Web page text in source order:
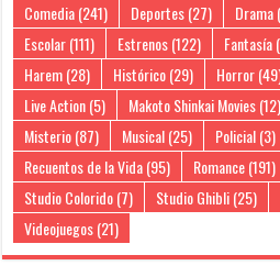
Comedia(241) Deportes(27) Drama
Escolar(111) Estrenos(122) Fantasía
Harem(28) Histórico(29) Horror
Live Action(5) Makoto Shinkai Movies(12)
Misterio(87) Musical(25) Policial(3)
Recuentos de la Vida(95) Romance(191)
Studio Colorido(7) Studio Ghibli(25)
Videojuegos(21)